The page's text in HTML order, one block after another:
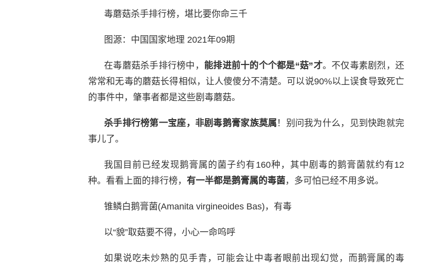
毒蘑菇杀手排行榜，堪比要你命三千
图源：中国国家地理 2021年09期
在毒蘑菇杀手排行榜中， 能排进前十的个个都是“菇”才。不仅毒素剧烈，还
常常和无毒的蘑菇长得相似，让人傻傻分不清楚。可以说90%以上误食导致死亡
的事件中，肇事者都是这些剧毒蘑菇。
杀手排行榜第一宝座，非剧毒鹅膏家族莫属 ！别问我为什么，见到快跑就完
事儿了。
我国目前已经发现鹅膏属的菌子约有160种，其中剧毒的鹅膏菌就约有12
种。看看上面的排行榜， 有一半都是鹅膏属的毒菌，多可怕已经不用多说。
锥鳞白鹅膏菌(Amanita virgineoides Bas)，有毒
以“貌”取菇要不得，小心一命呜呼
如果说吃未炒熟的见手青，可能会让中毒者眼前出现幻觉，而鹅膏属的毒